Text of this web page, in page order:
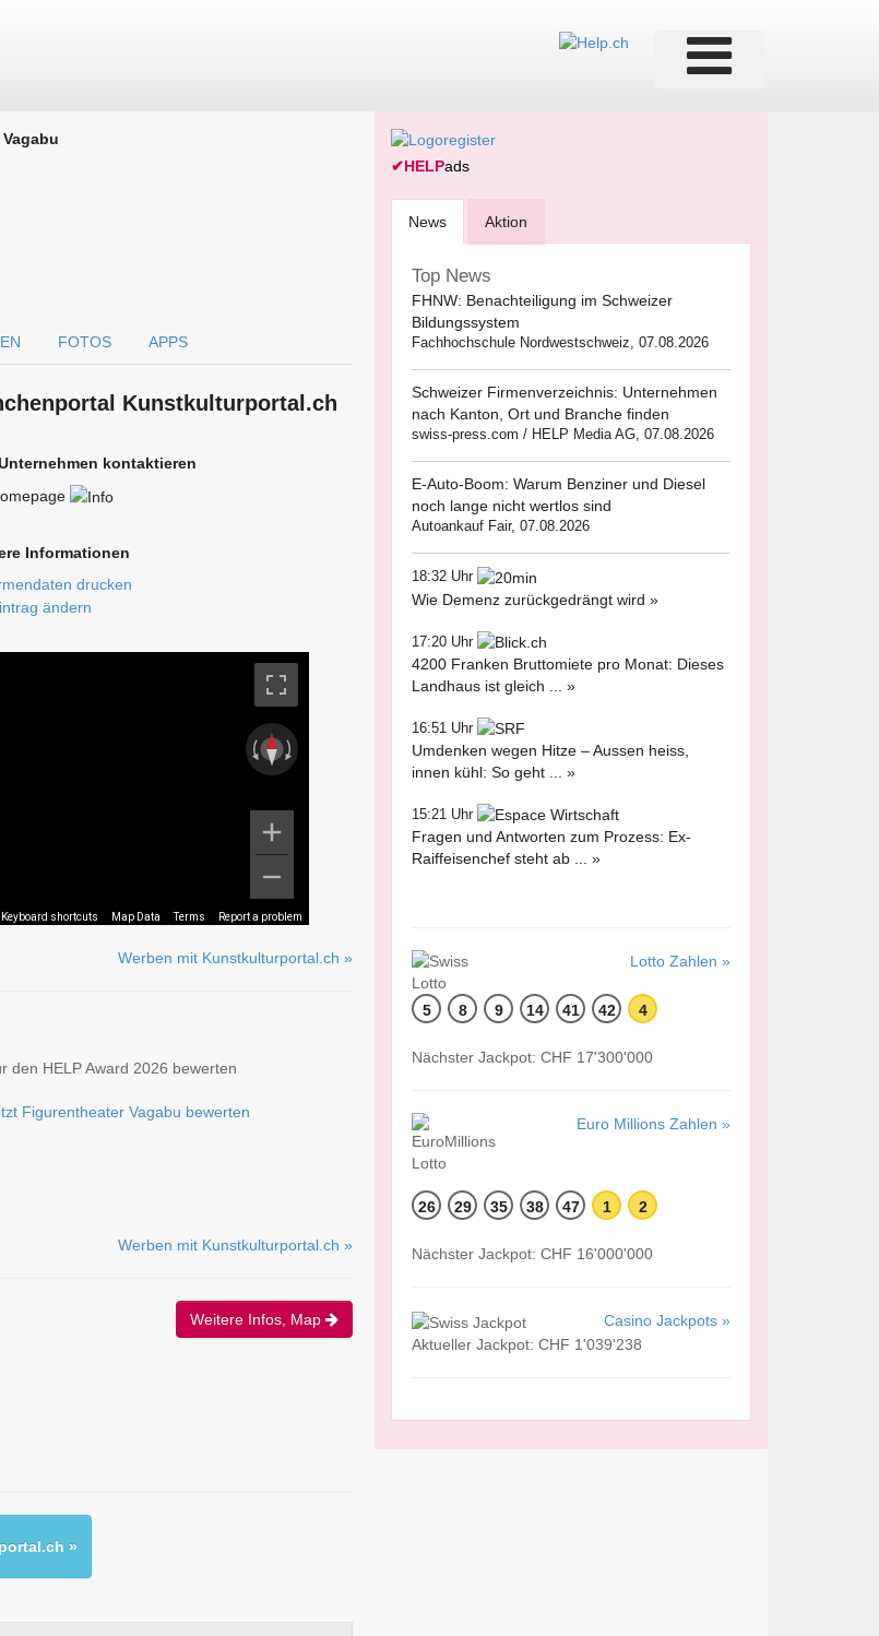
FOTOS APPS
Kunstkulturportal.ch
kontaktieren
Informationen
drucken
ändern
Keyboard shortcuts Map Data Terms Report a problem
Werben mit Kunstkulturportal.ch »
den HELP Award 2026 bewerten
Figurentheater Vagabu bewerten
Werben mit Kunstkulturportal.ch »
Weitere Infos, Map
»
✔HELPads
News Aktion
Top News
FHNW: Benachteiligung im Schweizer
Bildungssystem
Fachhochschule Nordwestschweiz, 07.08.2026
Schweizer Firmenverzeichnis: Unternehmen
nach Kanton, Ort und Branche finden
swiss-press.com / HELP Media AG, 07.08.2026
E-Auto-Boom: Warum Benziner und Diesel
noch lange nicht wertlos sind
Autoankauf Fair, 07.08.2026
18:32 Uhr
Wie Demenz zurückgedrängt wird »
17:20 Uhr
4200 Franken Bruttomiete pro Monat: Dieses
Landhaus ist gleich ... »
16:51 Uhr
Umdenken wegen Hitze – Aussen heiss,
innen kühl: So geht ... »
15:21 Uhr
Fragen und Antworten zum Prozess: Ex-
Raiffeisenchef steht ab ... »
Lotto Zahlen »
5 8 9 14 41 42 4
Nächster Jackpot: CHF 17'300'000
Euro Millions Zahlen »
26 29 35 38 47 1 2
Nächster Jackpot: CHF 16'000'000
Casino Jackpots »
Aktueller Jackpot: CHF 1'039'238